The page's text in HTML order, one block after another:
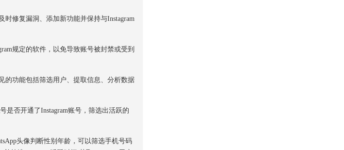
修复漏洞、添加新功能并保持与Instagram
规定的软件，以免导致账号被封禁或受到
功能包括筛选用户、提取信息、分析数据
否开通了Instagram账号，筛选出活跃的
头像判断性别年龄，可以筛选手机号码